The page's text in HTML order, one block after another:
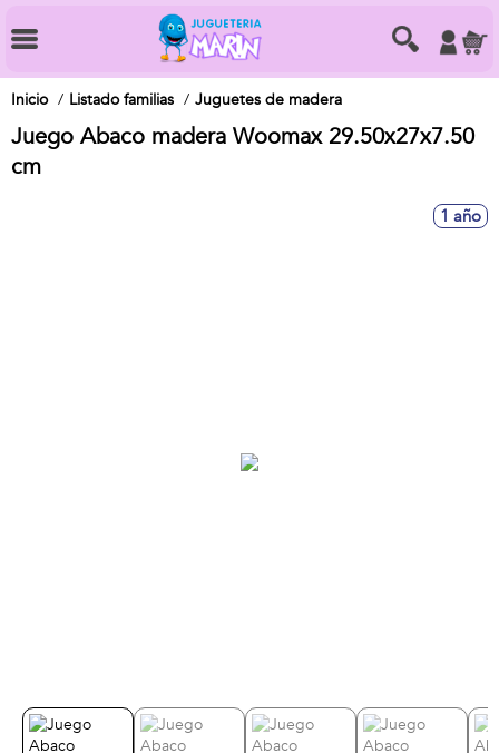
Inicio Listado familias Juguetes de madera
Juego Abaco madera Woomax 29.50x27x7.50
cm
1 año